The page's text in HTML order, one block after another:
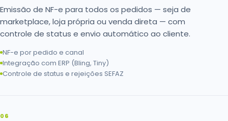
Emissão de NF-e para todos os pedidos — seja de
marketplace, loja própria ou venda direta — com
controle de status e envio automático ao cliente.
NF-e por pedido e canal
Integração com ERP (Bling, Tiny)
Controle de status e rejeições SEFAZ
06